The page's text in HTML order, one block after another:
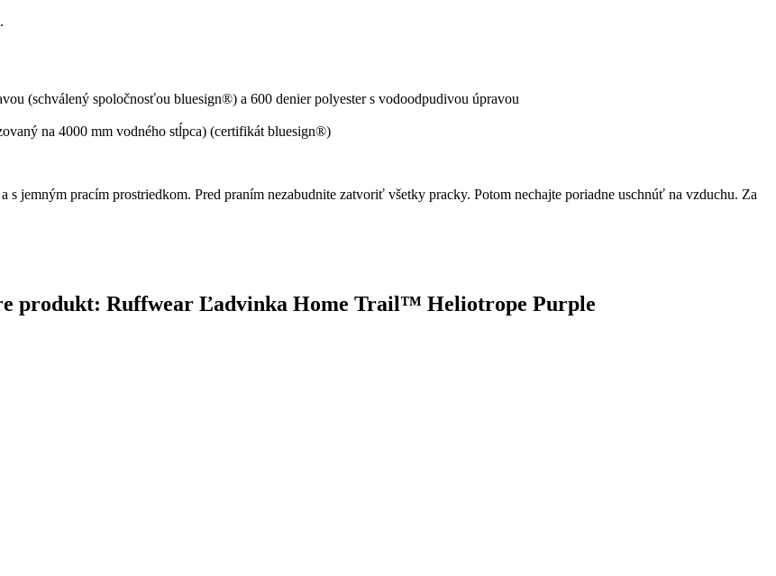
(schválený spoločnosťou bluesign®) a 600 denier polyester s vodoodpudivou úpravou
na 4000 mm vodného stĺpca) (certifikát bluesign®)
s jemným pracím prostriedkom. Pred praním nezabudnite zatvoriť všetky pracky. Potom nechajte poriadne uschnúť na vzduchu. Za
produkt: Ruffwear Ľadvinka Home Trail™ Heliotrope Purple